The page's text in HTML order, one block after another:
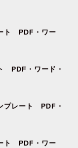
ト PDF・ワー
PDF・ワード・
プレート PDF・
ト PDF・ワー